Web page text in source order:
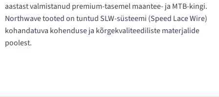
aastast valmistanud premium-tasemel maantee- ja MTB-kingi.
Northwave tooted on tuntud SLW-süsteemi (Speed Lace Wire)
kohandatuva kohenduse ja kõrgekvaliteediliste materjalide
poolest.